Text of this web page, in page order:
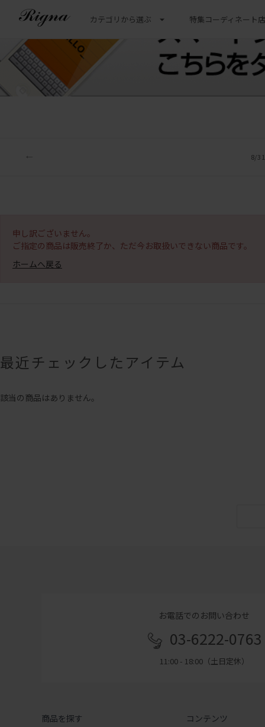
カテゴリから選ぶ 特集コーディネート
8/
申し訳ございません。
ご指定の商品は販売終了か、ただ今お取扱いできない商品です。
ホームへ戻る
最近チェックしたアイテム
該当の商品はありません。
お電話でのお問い合わせ
03-6222-0763
11:00 - 18:00（土日定休）
商品を探す コンテンツ